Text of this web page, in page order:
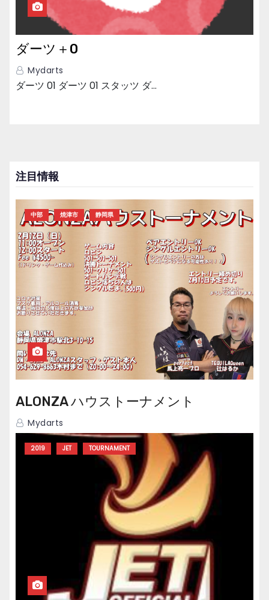
ダーツ＋0
Mydarts
ダーツ 01 ダーツ 01 スタッツ ダ…
注目情報
中部 焼津市 静岡県
ALONZA ハウストーナメント
Mydarts
2019 JET TOURNAMENT